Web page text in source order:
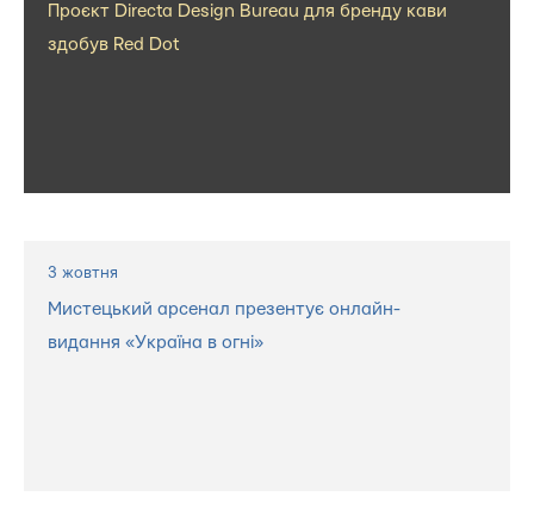
Проєкт Directa Design Bureau для бренду кави
здобув Red Dot
3 жовтня
Мистецький арсенал презентує онлайн-
видання «Україна в огні»